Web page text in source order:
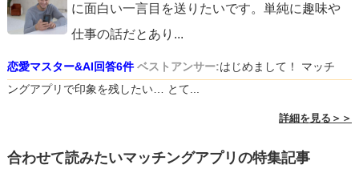
に面白い一言目を送りたいです。単純に趣味や
仕事の話だとあり ...
恋愛マスター&AI回答6件 ベストアンサー:はじめまして！ マッチ
ングアプリで印象を残したい… とて...
詳細を見る＞＞
合わせて読みたいマッチングアプリの特集記事